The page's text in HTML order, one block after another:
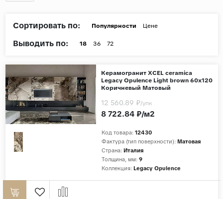
Дерево
Камень
Поверхность
Сортировать по: Популярности Цене
Выводить по: 18 36 72
Керамогранит XCEL ceramica
Legacy Opulence Light brown 60x120
Коричневый Матовый
Код товара: 12430
Фактура (тип поверхности): Матовая
Страна: Италия
Толщина, мм: 9
Коллекция: Legacy Opulence
8 722.84 ₽/м2
12 560.89 ₽/упк